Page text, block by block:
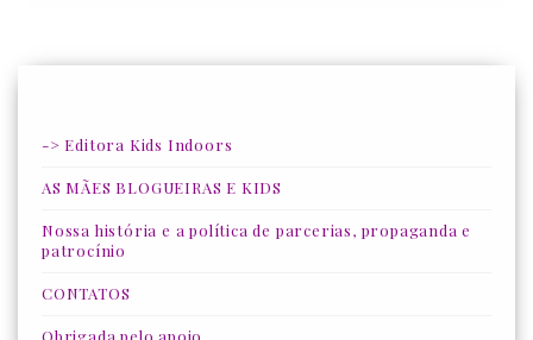
-> Editora Kids Indoors
AS MÃES BLOGUEIRAS E KIDS
Nossa história e a política de parcerias, propaganda e
patrocínio
CONTATOS
Obrigada pelo apoio